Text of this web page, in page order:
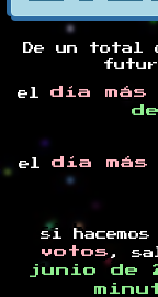
De un total
el día más
el día
si hacemos
votos ,
junio de